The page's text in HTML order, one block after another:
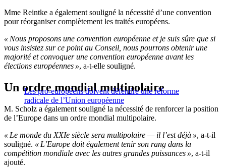
Mme Reintke a également souligné la nécessité d’une convention
pour réorganiser complètement les traités européens.
« Nous proposons une convention européenne et je suis sûre que si
vous insistez sur ce point au Conseil, nous pourrons obtenir une
majorité et convoquer une convention européenne avant les
élections européennes », a-t-elle souligné.
Les pro-européens doivent défendre une réforme
radicale de l’Union européenne
Un ordre mondial multipolaire
M. Scholz a également souligné la nécessité de renforcer la position
de l’Europe dans un ordre mondial multipolaire.
« Le monde du XXIe siècle sera multipolaire — il l’est déjà », a-t-il
souligné. « L’Europe doit également tenir son rang dans la
compétition mondiale avec les autres grandes puissances », a-t-il
ajouté.